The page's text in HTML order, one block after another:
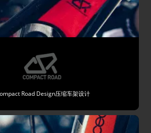
Road Design压缩车架设计